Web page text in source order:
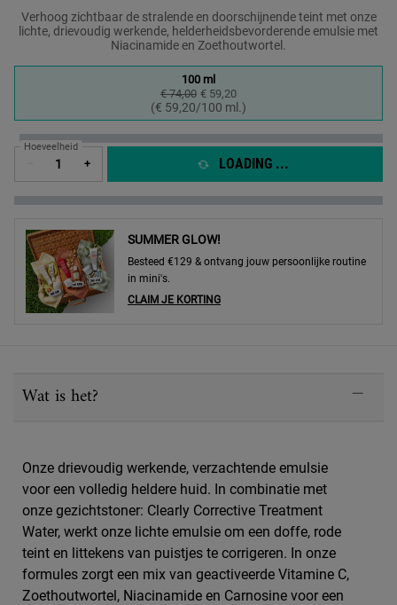
Verhoog zichtbaar de stralende en doorschijnende teint met onze
lichte, drievoudig werkende, helderheidsbevorderende emulsie met
Niacinamide en Zoethoutwortel.
Geselecteerd
100 ml
Oude prijs
€ 74,00 Nieuwe prijs
€ 59,20
(€ 59,20/100 ml.)
, 1 of 1
Hoeveelheid
+ LOADING ...
SUMMER GLOW!
Besteed €129 & ontvang jouw persoonlijke routine
in mini's.
CLAIM JE KORTING
Wat is het?
Onze drievoudig werkende, verzachtende emulsie
voor een volledig heldere huid. In combinatie met
onze gezichtstoner: Clearly Corrective Treatment
Water, werkt onze lichte emulsie om een doffe, rode
teint en littekens van puistjes te corrigeren. In onze
formules zorgt een mix van geactiveerde Vitamine C,
Zoethoutwortel, Niacinamide en Carnosine voor een